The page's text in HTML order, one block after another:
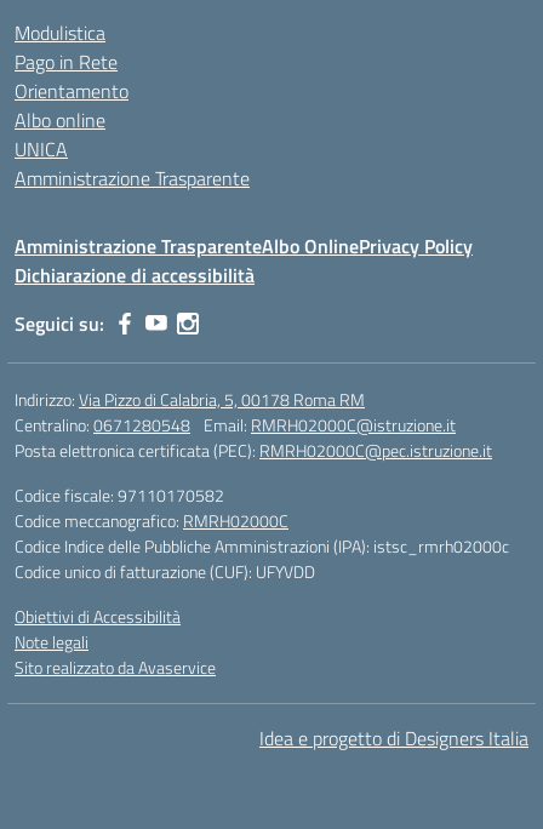
Modulistica
Pago in Rete
Orientamento
Albo online
UNICA
Amministrazione Trasparente
Amministrazione TrasparenteAlbo OnlinePrivacy Policy
Dichiarazione di accessibilità
Seguici su:
Indirizzo:Via Pizzo di Calabria, 5, 00178 Roma RM
Centralino:0671280548 Email: RMRH02000C@istruzione.it
Posta elettronica certificata (PEC): RMRH02000C@pec.istruzione.it
Codice fiscale: 97110170582
Codice meccanografico: RMRH02000C
Codice Indice delle Pubbliche Amministrazioni (IPA): istsc_rmrh02000c
Codice unico di fatturazione (CUF): UFYVDD
Obiettivi di Accessibilità
Note legali
Sito realizzato da Avaservice
Idea e progetto di Designers Italia